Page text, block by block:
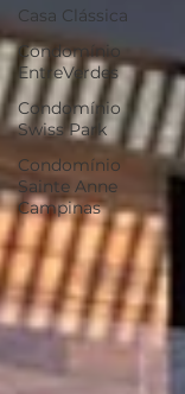
Casa Clássica
Condomínio
EntreVerdes
Condomínio
Swiss Park
Condomínio
Sainte Anne
Campinas